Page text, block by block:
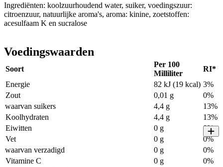
Ingrediënten: koolzuurhoudend water, suiker, voedingszuur:
citroenzuur, natuurlijke aroma's, aroma: kinine, zoetstoffen:
acesulfaam K en sucralose
Voedingswaarden
Soort
Per 100
Milliliter
RI*
Energie
82 kJ (19 kcal) 3%
Zout
0,01 g
0%
waarvan suikers
4,4 g
13%
Koolhydraten
4,4 g
13%
Eiwitten
0 g
0%
Vet
0 g
0%
waarvan verzadigd
0 g
0%
Vitamine C
0 g
0%